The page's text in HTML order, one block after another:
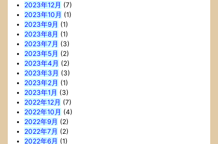
2023年12月 (7)
2023年10月 (1)
2023年9月 (1)
2023年8月 (1)
2023年7月 (3)
2023年5月 (2)
2023年4月 (2)
2023年3月 (3)
2023年2月 (1)
2023年1月 (3)
2022年12月 (7)
2022年10月 (4)
2022年9月 (2)
2022年7月 (2)
2022年6月 (1)